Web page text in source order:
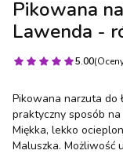
Pikowana
Lawenda -
5.00
Pikowana narzuta do
praktyczny sposób
Miękka, lekko
Maluszka. Możliwość